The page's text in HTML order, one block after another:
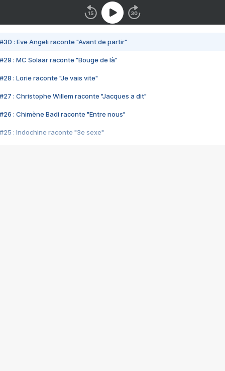
#30 : Eve Angeli raconte "Avant de partir"
#29 : MC Solaar raconte "Bouge de là"
#28 : Lorie raconte "Je vais vite"
#27 : Christophe Willem raconte "Jacques a dit"
#26 : Chimène Badi raconte "Entre nous"
#25 : Indochine raconte "3e sexe"